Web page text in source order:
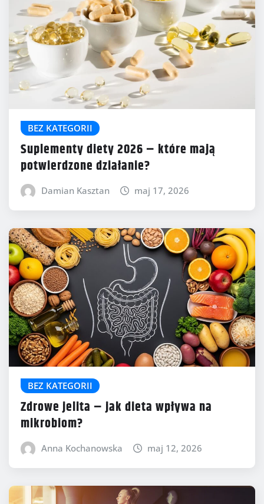
BEZ KATEGORII
Suplementy diety 2026 – które mają
potwierdzone działanie?
Damian Kasztan maj 17, 2026
BEZ KATEGORII
Zdrowe jelita – jak dieta wpływa na
mikrobiom?
Anna Kochanowska maj 12, 2026